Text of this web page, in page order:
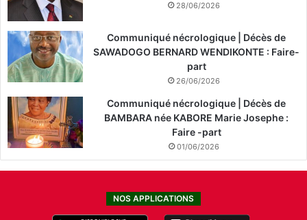
28/06/2026
Communiqué nécrologique | Décès de
SAWADOGO BERNARD WENDIKONTE : Faire-
part
26/06/2026
Communiqué nécrologique | Décès de
BAMBARA née KABORE Marie Josephe :
Faire -part
01/06/2026
NOS APPLICATIONS